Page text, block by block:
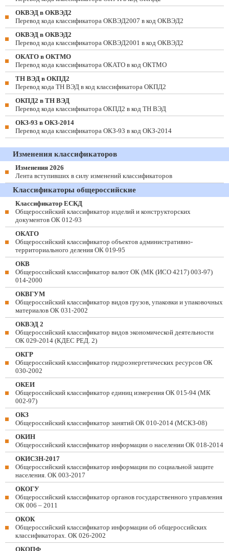
ОКВЭД в ОКВЭД2
Перевод кода классификатора ОКВЭД2007 в код ОКВЭД2
ОКВЭД в ОКВЭД2
Перевод кода классификатора ОКВЭД2001 в код ОКВЭД2
ОКАТО в ОКТМО
Перевод кода классификатора ОКАТО в код ОКТМО
ТН ВЭД в ОКПД2
Перевод кода ТН ВЭД в код классификатора ОКПД2
ОКПД2 в ТН ВЭД
Перевод кода классификатора ОКПД2 в код ТН ВЭД
ОКЗ-93 в ОКЗ-2014
Перевод кода классификатора ОКЗ-93 в код ОКЗ-2014
Изменения классификаторов
Изменения 2026
Лента вступивших в силу изменений классификаторов
Классификаторы общероссийские
Классификатор ЕСКД
Общероссийский классификатор изделий и конструкторских
документов ОК 012-93
ОКАТО
Общероссийский классификатор объектов административно-
территориального деления ОК 019-95
ОКВ
Общероссийский классификатор валют ОК (МК (ИСО 4217) 003-97)
014-2000
ОКВГУМ
Общероссийский классификатор видов грузов, упаковки и упаковочных
материалов ОК 031-2002
ОКВЭД 2
Общероссийский классификатор видов экономической деятельности
ОК 029-2014 (КДЕС РЕД. 2)
ОКГР
Общероссийский классификатор гидроэнергетических ресурсов ОК
030-2002
ОКЕИ
Общероссийский классификатор единиц измерения ОК 015-94 (МК
002-97)
ОКЗ
Общероссийский классификатор занятий ОК 010-2014 (МСКЗ-08)
ОКИН
Общероссийский классификатор информации о населении ОК 018-2014
ОКИСЗН-2017
Общероссийский классификатор информации по социальной защите
населения. ОК 003-2017
ОКОГУ
Общероссийский классификатор органов государственного управления
ОК 006 – 2011
ОКОК
Общероссийский классификатор информации об общероссийских
классификаторах. ОК 026-2002
ОКОПФ